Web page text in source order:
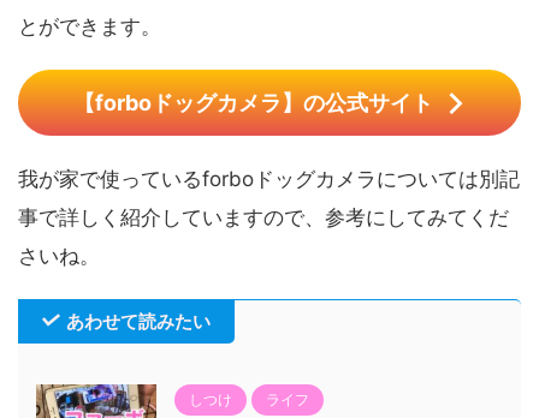
とができます。
【forboドッグカメラ】の公式サイト
我が家で使っているforboドッグカメラについては別記
事で詳しく紹介していますので、参考にしてみてくだ
さいね。
あわせて読みたい
しつけ ライフ